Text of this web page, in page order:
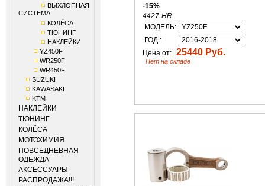
ВЫХЛОПНАЯ
СИСТЕМА
КОЛЁСА
ТЮНИНГ
НАКЛЕЙКИ
YZ450F
WR250F
WR450F
SUZUKI
KAWASAKI
KTM
НАКЛЕЙКИ
ТЮНИНГ
КОЛЁСА
МОТОХИМИЯ
ПОВСЕДНЕВНАЯ
ОДЕЖДА
АКСЕССУАРЫ
РАСПРОДАЖА!!!
-15%
4427-HR
МОДЕЛЬ:
ГОД :
Цена от: 25440 Руб.
Нет на складе